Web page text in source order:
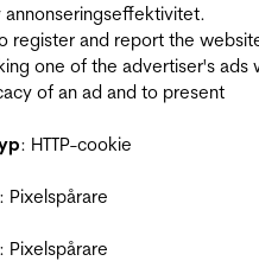
annonseringseffektivitet.
register and report the
one of the advertiser's ads
of an ad and to present
: HTTP-cookie
: Pixelspårare
: Pixelspårare